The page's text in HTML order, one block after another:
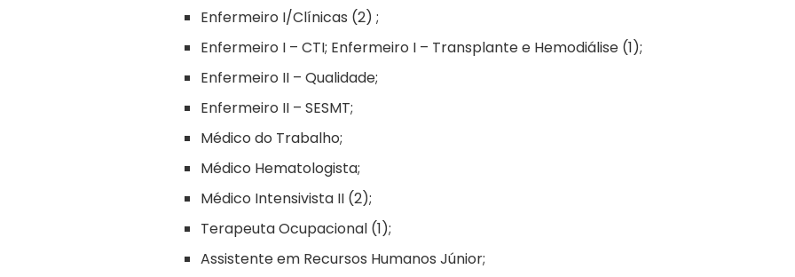
Enfermeiro I/Clínicas (2) ;
Enfermeiro I – CTI; Enfermeiro I – Transplante e Hemodiálise (1);
Enfermeiro II – Qualidade;
Enfermeiro II – SESMT;
Médico do Trabalho;
Médico Hematologista;
Médico Intensivista II (2);
Terapeuta Ocupacional (1);
Assistente em Recursos Humanos Júnior;